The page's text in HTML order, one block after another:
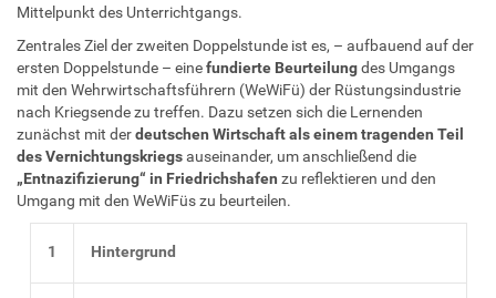
Mittelpunkt des Unterrichtgangs.
Zentrales Ziel der zweiten Doppelstunde ist es, – aufbauend auf der
ersten Doppelstunde – einefundierte Beurteilungdes Umgangs
mit den Wehrwirtschaftsführern (WeWiFü) der Rüstungsindustrie
nach Kriegsende zu treffen. Dazu setzen sich die Lernenden
zunächst mit derdeutschen Wirtschaft als einem tragenden Teil
des Vernichtungskriegsauseinander, um anschließend die
„Entnazifizierung“ in Friedrichshafen zu reflektieren und den
Umgang mit den WeWiFüs zu beurteilen.
1 Hintergrund